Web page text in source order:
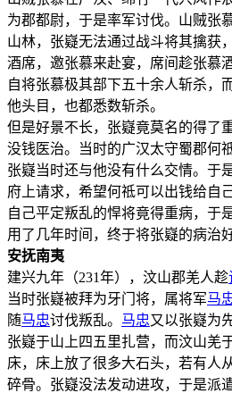
为郡都尉，于是率军讨伐。山贼张
山林，张嶷无法通过战斗将其擒获
酒席，邀张慕来赴宴，席间趁张慕
自将张慕极其部下五十余人斩杀，
他头目，也都悉数斩杀。
但是好景不长，张嶷竟莫名的得了
没钱医治。当时的广汉太守蜀郡何
张嶷当时还与他没有什么交情。于
府上请求，希望何祗可以出钱给自
自己平定叛乱的悍将竟得重病，于
用了几年时间，终于将张嶷的病治好
安抚南夷
建兴九年（231年），汶山郡羌人趁
当时张嶷被拜为牙门将，属将军马
随马忠讨伐叛乱。 马忠又以张嶷为
张嶷于山上四五里扎营，而汶山羌
床，床上放了很多大石头，若有人
碎骨。张嶷没法发动进攻，于是派